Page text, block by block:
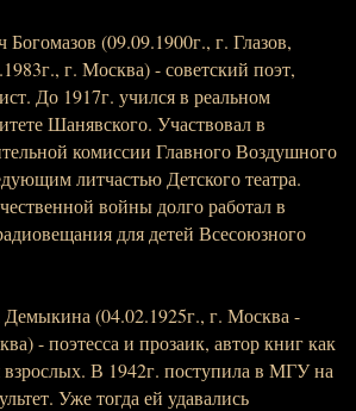
(09.09.1900г., г. Глазов,
г. Москва) - советский поэт,
До 1917г. учился в реальном
Шанявского. Участвовал в
комиссии Главного Воздушного
литчастью Детского театра.
войны долго работал в
для детей Всесоюзного
(04.02.1925г., г. Москва -
- поэтесса и прозаик, автор книг как
взрослых. В 1942г. поступила в МГУ на
Уже тогда ей удавались